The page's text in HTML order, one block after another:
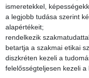
ismeretekkel,
a legjobb tudása szerint
alapértékeit;
rendelkezik
betartja a szakmai etikai
diszkréten kezeli a
felelősségteljesen kezeli